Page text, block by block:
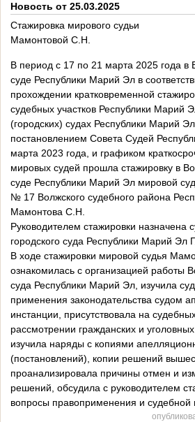
Новость от 25.03.2025
Стажировка мирового судьи
Мамонтовой С.Н.
В период с 17 по 21 марта 2025 года в
суде Республики Марий Эл в
прохождении кратковременной
судебных участков Республики Марий
(городских) судах Республики Марий
постановлением Совета Судей
марта 2023 года, и графиком
мировых судей прошла стажировку в
суде Республики Марий Эл мировой
№ 17 Волжского судебного района
Мамонтова С.Н.
Руководителем стажировки назначена
городского суда Республики Марий Эл
В ходе стажировки мировой судья
ознакомилась с организацией работы
суда Республики Марий Эл, изучила
применения законодательства судом
инстанции, присутствовала на
рассмотрении гражданских и
изучила наряды с копиями
(постановлений), копии решений
проанализировала причины отмен и
решений, обсудила с руководителем
вопросы правоприменения и судебной